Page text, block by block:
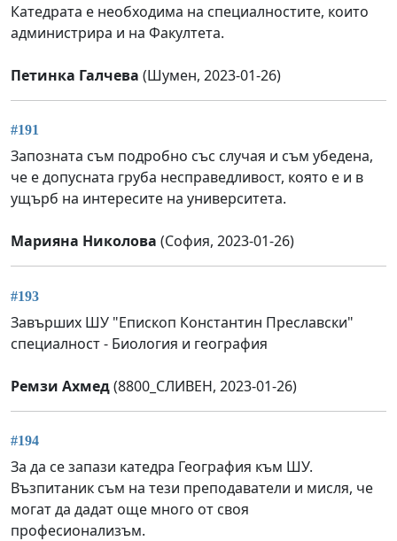
Катедрата е необходима на специалностите, които
администрира и на Факултета.
Петинка Галчева (Шумен, 2023-01-26)
#191
Запозната съм подробно със случая и съм убедена,
че е допусната груба несправедливост, която е и в
ущърб на интересите на университета.
Марияна Николова (София, 2023-01-26)
#193
Завърших ШУ "Епископ Константин Преславски"
специалност - Биология и география
Ремзи Ахмед(8800_СЛИВЕН, 2023-01-26)
#194
За да се запази катедра География към ШУ.
Възпитаник съм на тези преподаватели и мисля, че
могат да дадат още много от своя
професионализъм.